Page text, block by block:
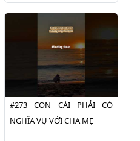
#273 CON CÁI PHẢI CÓ
NGHĨA VỤ VỚI CHA MẸ